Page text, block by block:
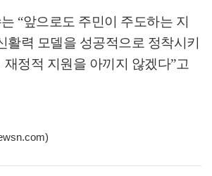
“앞으로도 주민이 주도하는 지
활력 모델을 성공적으로 정착시키
재정적 지원을 아끼지 않겠다”고